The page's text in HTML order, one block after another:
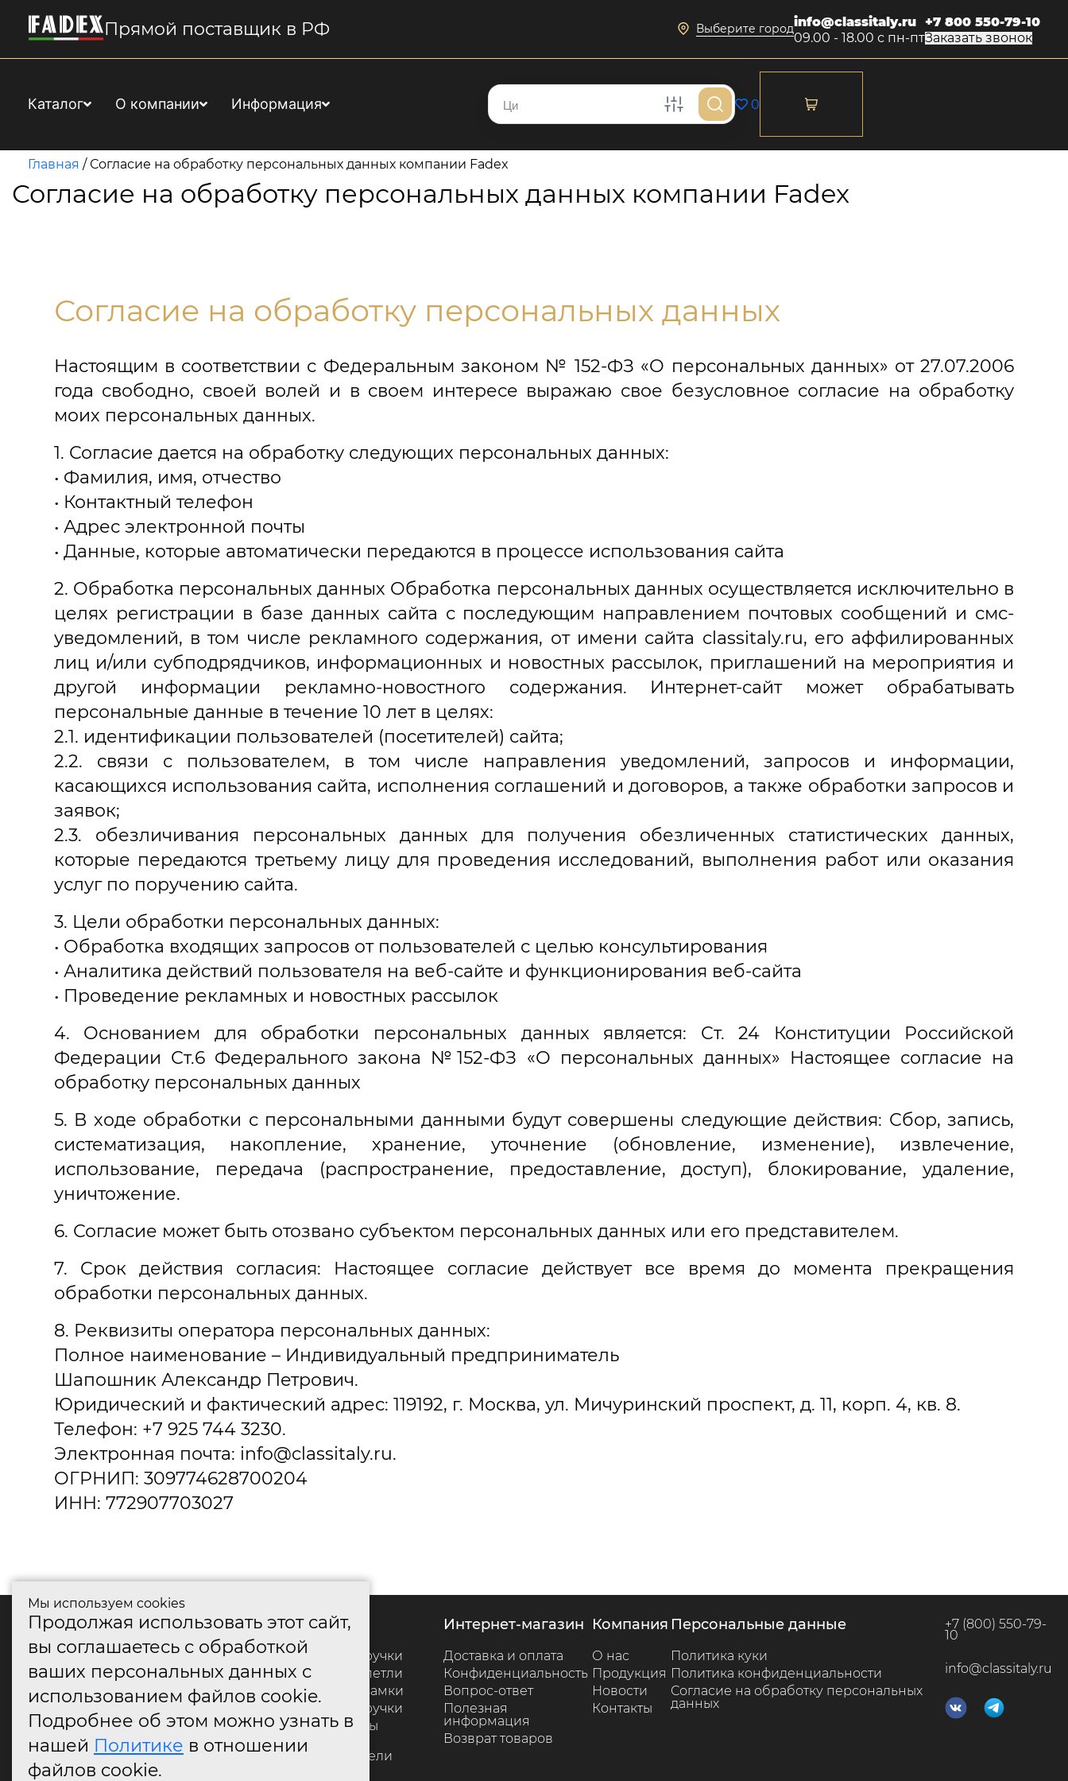
Прямой поставщик в РФ Выберите городinfo@classitaly.ru
09.00 - 18.00 с пн-пт
+7 800 550-79-10
Заказать звонок
Каталог О компании Информация 0
Главная / Согласие на обработку персональных данных компании Fadex
Согласие на обработку персональных данных компании Fadex
Согласие на обработку персональных данных
Настоящим в соответствии с Федеральным законом № 152-ФЗ «О персональных данных» от 27.07.2006
года свободно, своей волей и в своем интересе выражаю свое безусловное согласие на обработку
моих персональных данных.
1. Согласие дается на обработку следующих персональных данных:
• Фамилия, имя, отчество
• Контактный телефон
• Адрес электронной почты
• Данные, которые автоматически передаются в процессе использования сайта
2. Обработка персональных данных Обработка персональных данных осуществляется исключительно в
целях регистрации в базе данных сайта с последующим направлением почтовых сообщений и смс-
уведомлений, в том числе рекламного содержания, от имени сайта classitaly.ru, его аффилированных
лиц и/или субподрядчиков, информационных и новостных рассылок, приглашений на мероприятия и
другой информации рекламно-новостного содержания. Интернет-сайт может обрабатывать
персональные данные в течение 10 лет в целях:
2.1. идентификации пользователей (посетителей) сайта;
2.2. связи с пользователем, в том числе направления уведомлений, запросов и информации,
касающихся использования сайта, исполнения соглашений и договоров, а также обработки запросов и
заявок;
2.3. обезличивания персональных данных для получения обезличенных статистических данных,
которые передаются третьему лицу для проведения исследований, выполнения работ или оказания
услуг по поручению сайта.
3. Цели обработки персональных данных:
• Обработка входящих запросов от пользователей с целью консультирования
• Аналитика действий пользователя на веб-сайте и функционирования веб-сайта
• Проведение рекламных и новостных рассылок
4. Основанием для обработки персональных данных является: Ст. 24 Конституции Российской
Федерации Ст.6 Федерального закона №152-ФЗ «О персональных данных» Настоящее согласие на
обработку персональных данных
5. В ходе обработки с персональными данными будут совершены следующие действия: Сбор, запись,
систематизация, накопление, хранение, уточнение (обновление, изменение), извлечение,
использование, передача (распространение, предоставление, доступ), блокирование, удаление,
уничтожение.
6. Согласие может быть отозвано субъектом персональных данных или его представителем.
7. Срок действия согласия: Настоящее согласие действует все время до момента прекращения
обработки персональных данных.
8. Реквизиты оператора персональных данных:
Полное наименование – Индивидуальный предприниматель
Шапошник Александр Петрович.
Юридический и фактический адрес: 119192, г. Москва, ул. Мичуринский проспект, д. 11, корп. 4, кв. 8.
Телефон: +7 925 744 3230.
Электронная почта: info@classitaly.ru.
ОГРНИП: 309774628700204
ИНН: 772907703027
каталог
Дверные ручки
Дверные петли
Дверные замки
Оконные ручки
Аксессуары
Дверные
ограничители
интернет-магазин
Доставка и оплата
Конфиденциальность
Вопрос-ответ
Полезная
информация
Возврат товаров
компания
О нас
Продукция
Новости
Контакты
персональные данные
Политика куки
Политика конфиденциальности
Согласие на обработку персональных
данных
+7 (800) 550-79-
10
info@classitaly.ru
Мы используем cookies
Продолжая использовать этот сайт,
вы соглашаетесь с обработкой
ваших персональных данных с
использованием файлов cookie.
Подробнее об этом можно узнать в
нашей Политике в отношении
файлов cookie.